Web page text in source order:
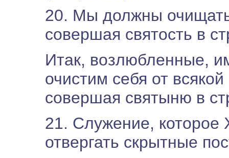
20. Мы должны
совершая святость в
Итак, возлюбленные,
очистим себя от
совершая святыню в
21. Служение, которое
отвергать скрытные